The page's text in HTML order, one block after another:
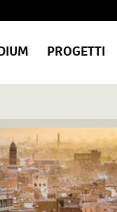
PROGETTI